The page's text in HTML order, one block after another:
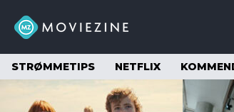
STRØMMETIPS NETFLIX